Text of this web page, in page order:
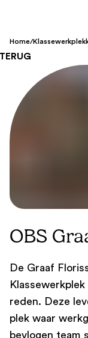
Home/
OBS
De Graaf
reden. Deze
plek waar
bevlogen team